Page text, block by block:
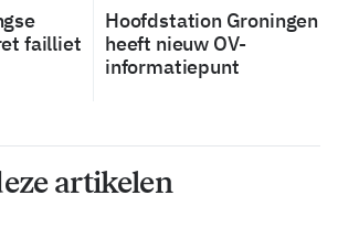
failliet
Hoofdstation Groningen
heeft nieuw OV-
informatiepunt
artikelen